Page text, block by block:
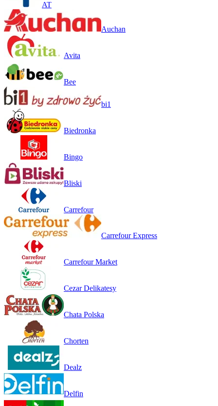
AT
Auchan
Avita
Bee
bi1
Biedronka
Bingo
Bliski
Carrefour
Carrefour Express
Carrefour Market
Cezar Delikatesy
Chata Polska
Chorten
Dealz
Delfin